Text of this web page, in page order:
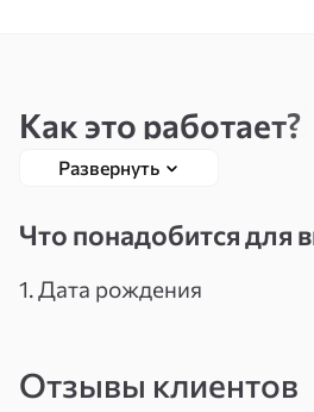
Как это работает?
Личная Янтра
энергетические потоки,
карьеру. Она помогает
профессиональной сфере.
Развернуть
Что понадобится для
1. Дата рождения
Отзывы клиентов